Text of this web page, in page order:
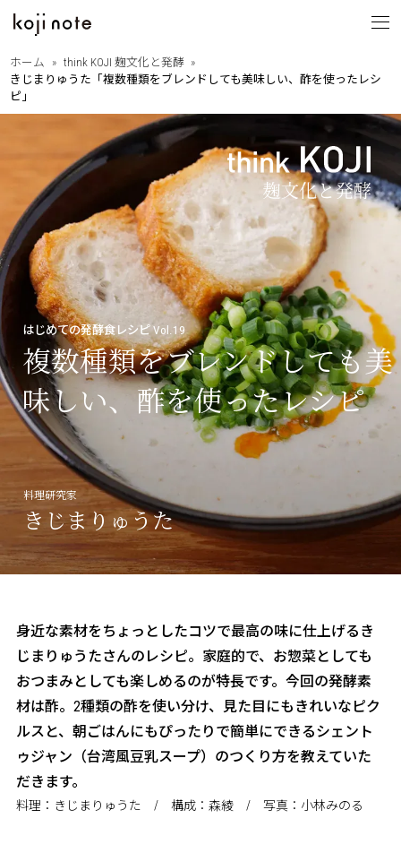
from OITA
大分を巡る
・大分の歩きたくなる道
・相原正明フォトエッセイ
with PEOPLE
縁ある人たち
・大分ゆかりのあの人
・大分に暮らすということ
think KOJI
麹文化と発酵
・Dr.下田の新本格焼酎論
・もっと語ろう麹と発酵
・はじめての発酵食レシピ
・麹と発酵の基礎講座
by SANWA SHURUI
三和酒類の酒造り
about CCRN
麹プロジェクト
ホーム
think KOJI 麹文化と発酵
きじまりゅうた「複数種類をブレンドしても美味しい、酢を使ったレシ
ピ」
はじめての発酵食レシピ Vol.19
複数種類をブレンドしても美
味しい、酢を使ったレシピ
料理研究家
きじまりゅうた
身近な素材をちょっとしたコツで最高の味に仕上げるき
じまりゅうたさんのレシピ。家庭的で、お惣菜としても
おつまみとしても楽しめるのが特長です。今回の発酵素
材は酢。2種類の酢を使い分け、見た目にもきれいなピク
ルスと、朝ごはんにもぴったりで簡単にできるシェント
ゥジャン（台湾風豆乳スープ）のつくり方を教えていた
だきます。
料理：きじまりゅうた / 構成：森綾 / 写真：小林みのる